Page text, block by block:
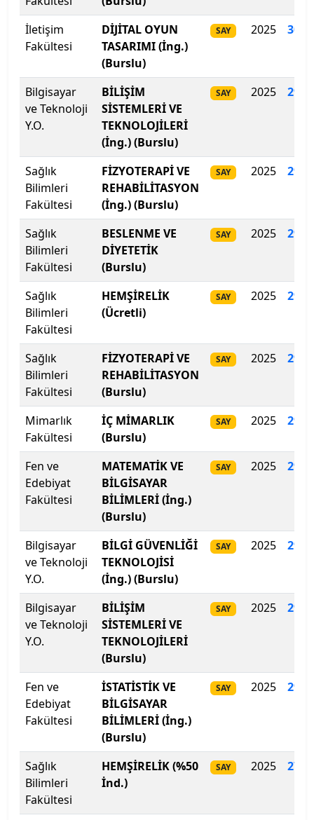
Hoca Ahmet Yesevi Uluslararası Türk-Kazak
Üniversitesi
Iğdır Üniversitesi
Isparta Uygulamalı Bilimler Üniversitesi
Işık Üniversitesi
İbn Haldun Üniversitesi
İhsan Doğramacı Bilkent Üniversitesi
İnönü Üniversitesi
İskenderun Teknik Üniversitesi
İstanbul 29 Mayıs Üniversitesi
İstanbul Arel Üniversitesi
İstanbul Atlas Üniversitesi
İstanbul Aydın Üniversitesi
İstanbul Beykent Üniversitesi
İstanbul Bilgi Üniversitesi
İstanbul Esenyurt Üniversitesi
İstanbul Galata Üniversitesi
İstanbul Gedik Üniversitesi
İstanbul Gelişim Üniversitesi
İstanbul Kent Üniversitesi
İstanbul Kültür Üniversitesi
İstanbul Medeniyet Üniversitesi
İstanbul Medipol Üniversitesi
İstanbul Nişantaşı Üniversitesi
İletişim
Fakültesi
DİJİTAL OYUN
TASARIMI (İng.)
(Burslu)
SAY 2025 300
Bilgisayar
ve Teknoloji
Y.O.
BİLİŞİM
SİSTEMLERİ VE
TEKNOLOJİLERİ
(İng.) (Burslu)
SAY 2025 299
Sağlık
Bilimleri
Fakültesi
FİZYOTERAPİ VE
REHABİLİTASYON
(İng.) (Burslu)
SAY 2025 298
Sağlık
Bilimleri
Fakültesi
BESLENME VE
DİYETETİK
(Burslu)
SAY 2025
Sağlık
Bilimleri
Fakültesi
HEMŞİRELİK
(Ücretli)
SAY 2025 296
Sağlık
Bilimleri
Fakültesi
FİZYOTERAPİ VE
REHABİLİTASYON
(Burslu)
SAY 2025
Mimarlık
Fakültesi
İÇ MİMARLIK
(Burslu)
SAY 2025 294
Fen ve
Edebiyat
Fakültesi
MATEMATİK VE
BİLGİSAYAR
BİLİMLERİ (İng.)
(Burslu)
SAY 2025 294
Bilgisayar
ve Teknoloji
Y.O.
BİLGİ GÜVENLİĞİ
TEKNOLOJİSİ
(İng.) (Burslu)
SAY 2025 292
Bilgisayar
ve Teknoloji
Y.O.
BİLİŞİM
SİSTEMLERİ VE
TEKNOLOJİLERİ
(Burslu)
SAY 2025
Fen ve
Edebiyat
Fakültesi
İSTATİSTİK VE
BİLGİSAYAR
BİLİMLERİ (İng.)
(Burslu)
SAY 2025
Sağlık
Bilimleri
Fakültesi
HEMŞİRELİK (%50
İnd.)
SAY 2025 276